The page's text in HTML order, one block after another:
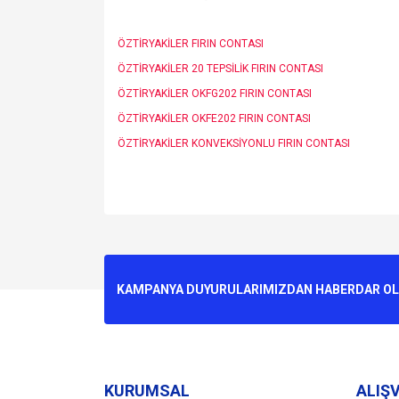
ÖZTİRYAKİLER FIRIN CONTASI
ÖZTİRYAKİLER 20 TEPSİLİK FIRIN CONTASI
ÖZTİRYAKİLER OKFG202 FIRIN CONTASI
ÖZTİRYAKİLER OKFE202 FIRIN CONTASI
ÖZTİRYAKİLER KONVEKSİYONLU FIRIN CONTASI
Ürün resmi kalitesiz, bozuk veya
Bu ürüne benzer farklı alternatifler olmalı.
KAMPANYA DUYURULARIMIZDAN HABERDAR
KURUMSAL